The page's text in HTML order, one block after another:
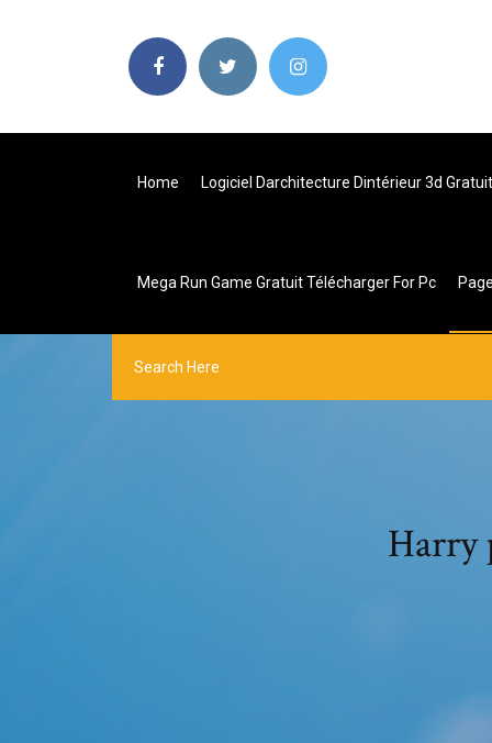
Home Logiciel Darchitecture Dintérieur 3d
Mega Run Game Gratuit Télécharger For Pc
Harry